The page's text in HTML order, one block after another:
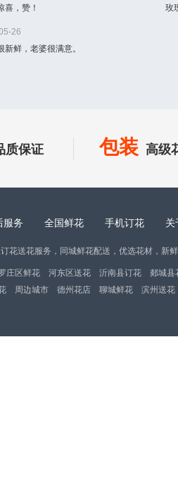
喜，赞！
26
鲜，老婆很满意。
质保证 包装 高级
服务 全国鲜花 手机订花 关
花送花服务，同城鲜花配送，优选花材，新
庄区鲜花 河东区送花 沂南县订花
郯城县
周边城市 德州花店 聊城鲜花
滨州送花